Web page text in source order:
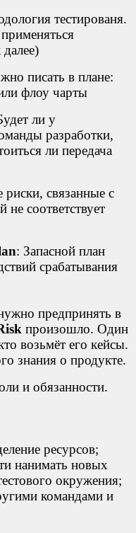
тестированя.
писать в плане:
флоу чарты
ли у
разработки,
ли передача
связанные с
соответствует
: Запасной план
срабатывания
предпринять в
произошло. Один
возьмёт его кейсы.
знания о продукте.
и обязанности.
ресурсов;
нанимать новых
окружения;
командами и